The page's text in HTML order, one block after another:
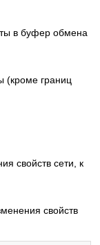
в буфер обмена
(кроме границ
свойств сети, к
свойств